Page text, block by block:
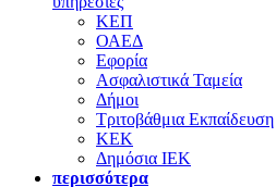
ΚΕΠ
ΟΑΕΔ
Εφορία
Ασφαλιστικά Ταμεία
Δήμοι
Τριτοβάθμια Εκπαίδευση
ΚΕΚ
Δημόσια ΙΕΚ
περισσότερα